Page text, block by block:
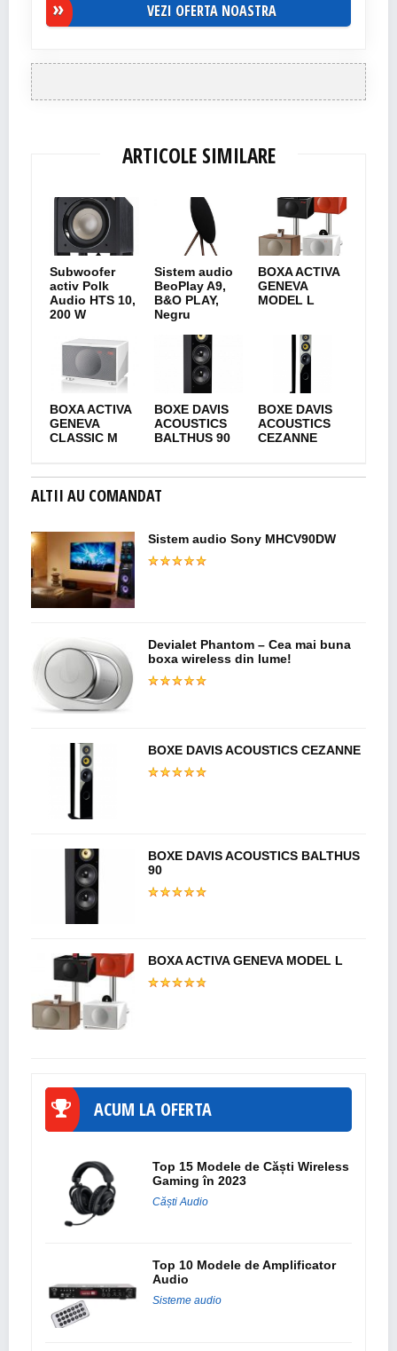
VEZI OFERTA NOASTRA
ARTICOLE SIMILARE
Subwoofer
activ Polk
Audio HTS 10,
200 W
Sistem audio
BeoPlay A9,
B&O PLAY,
Negru
BOXA ACTIVA
GENEVA
MODEL L
BOXA ACTIVA
GENEVA
CLASSIC M
BOXE DAVIS
ACOUSTICS
BALTHUS 90
BOXE DAVIS
ACOUSTICS
CEZANNE
ALTII AU COMANDAT
Sistem audio Sony MHCV90DW
Devialet Phantom – Cea mai buna
boxa wireless din lume!
BOXE DAVIS ACOUSTICS CEZANNE
BOXE DAVIS ACOUSTICS BALTHUS
90
BOXA ACTIVA GENEVA MODEL L
ACUM LA OFERTA
Top 15 Modele de Căști Wireless
Gaming în 2023
Căști Audio
Top 10 Modele de Amplificator
Audio
Sisteme audio